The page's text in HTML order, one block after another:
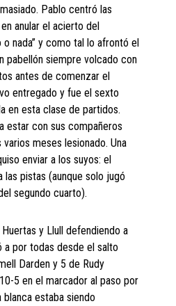
Pablo centró las
anular el acierto del
o nada” y como tal lo afrontó el
pabellón siempre volcado con
antes de comenzar el
entregado y fue el sexto
en esta clase de partidos.
estar con sus compañeros
meses lesionado. Una
enviar a los suyos: el
pistas (aunque solo jugó
segundo cuarto).
Huertas y Llull defendiendo a
a por todas desde el salto
Darden y 5 de Rudy
5 en el marcador al paso por
estaba siendo